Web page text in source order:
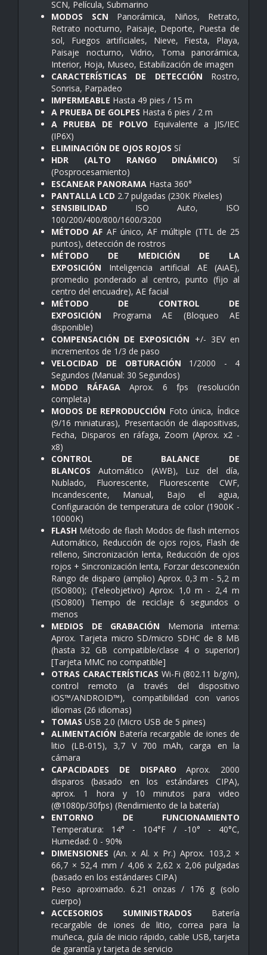
SCN, Película, Submarino
MODOS SCN Panorámica, Niños, Retrato,
Retrato nocturno, Paisaje, Deporte, Puesta de
sol, Fuegos artificiales, Nieve, Fiesta, Playa,
Paisaje nocturno, Vidrio, Toma panorámica,
Interior, Hoja, Museo, Estabilización de imagen
CARACTERÍSTICAS DE DETECCIÓN Rostro,
Sonrisa, Parpadeo
IMPERMEABLE Hasta 49 pies / 15 m
A PRUEBA DE GOLPES Hasta 6 pies / 2 m
A PRUEBA DE POLVO Equivalente a JIS/IEC
(IP6X)
ELIMINACIÓN DE OJOS ROJOS Sí
HDR (ALTO RANGO DINÁMICO) Sí
(Posprocesamiento)
ESCANEAR PANORAMA Hasta 360°
PANTALLA LCD 2.7 pulgadas (230K Píxeles)
SENSIBILIDAD ISO Auto, ISO
100/200/400/800/1600/3200
MÉTODO AF AF único, AF múltiple (TTL de 25
puntos), detección de rostros
MÉTODO DE MEDICIÓN DE LA
EXPOSICIÓN Inteligencia artificial AE (AiAE),
promedio ponderado al centro, punto (fijo al
centro del encuadre), AE facial
MÉTODO DE CONTROL DE
EXPOSICIÓN Programa AE (Bloqueo AE
disponible)
COMPENSACIÓN DE EXPOSICIÓN +/- 3EV en
incrementos de 1/3 de paso
VELOCIDAD DE OBTURACIÓN 1/2000 - 4
Segundos (Manual: 30 Segundos)
MODO RÁFAGA Aprox. 6 fps (resolución
completa)
MODOS DE REPRODUCCIÓN Foto única, Índice
(9/16 miniaturas), Presentación de diapositivas,
Fecha, Disparos en ráfaga, Zoom (Aprox. x2 -
x8)
CONTROL DE BALANCE DE
BLANCOS Automático (AWB), Luz del día,
Nublado, Fluorescente, Fluorescente CWF,
Incandescente, Manual, Bajo el agua,
Configuración de temperatura de color (1900K -
10000K)
FLASH Método de flash Modos de flash internos
Automático, Reducción de ojos rojos, Flash de
relleno, Sincronización lenta, Reducción de ojos
rojos + Sincronización lenta, Forzar desconexión
Rango de disparo (amplio) Aprox. 0,3 m - 5,2 m
(ISO800); (Teleobjetivo) Aprox. 1,0 m - 2,4 m
(ISO800) Tiempo de reciclaje 6 segundos o
menos
MEDIOS DE GRABACIÓN Memoria interna:
Aprox. Tarjeta micro SD/micro SDHC de 8 MB
(hasta 32 GB compatible/clase 4 o superior)
[Tarjeta MMC no compatible]
OTRAS CARACTERÍSTICAS Wi-Fi (802.11 b/g/n),
control remoto (a través del dispositivo
iOS™/ANDROID™), compatibilidad con varios
idiomas (26 idiomas)
TOMAS USB 2.0 (Micro USB de 5 pines)
ALIMENTACIÓN Batería recargable de iones de
litio (LB-015), 3,7 V 700 mAh, carga en la
cámara
CAPACIDADES DE DISPARO Aprox. 2000
disparos (basado en los estándares CIPA),
aprox. 1 hora y 10 minutos para video
(@1080p/30fps) (Rendimiento de la batería)
ENTORNO DE FUNCIONAMIENTO
Temperatura: 14° - 104°F / -10° - 40°C,
Humedad: 0 - 90%
DIMENSIONES (An. x Al. x Pr.) Aprox. 103,2 ×
66,7 × 52,4 mm / 4,06 x 2,62 x 2,06 pulgadas
(basado en los estándares CIPA)
Peso aproximado. 6.21 onzas / 176 g (solo
cuerpo)
ACCESORIOS SUMINISTRADOS Batería
recargable de iones de litio, correa para la
muñeca, guía de inicio rápido, cable USB, tarjeta
de garantía y tarjeta de servicio